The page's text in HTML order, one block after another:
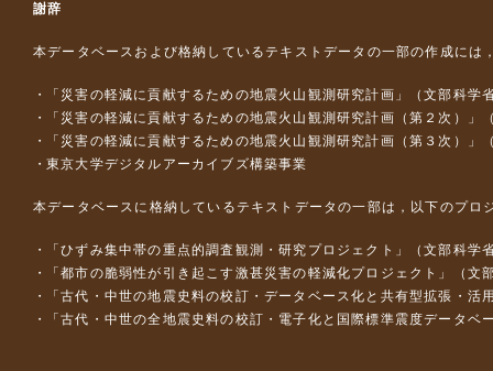
謝辞
本データベースおよび格納しているテキストデータの一部の作成には
「災害の軽減に貢献するための地震火山観測研究計画」（文部科学
「災害の軽減に貢献するための地震火山観測研究計画（第２次）」
「災害の軽減に貢献するための地震火山観測研究計画（第３次）」
東京大学デジタルアーカイブズ構築事業
本データベースに格納しているテキストデータの一部は，以下のプロ
「ひずみ集中帯の重点的調査観測・研究プロジェクト」（文部科
「都市の脆弱性が引き起こす激甚災害の軽減化プロジェクト」（
「古代・中世の地震史料の校訂・データベース化と共有型拡張・
「古代・中世の全地震史料の校訂・電子化と国際標準震度データ